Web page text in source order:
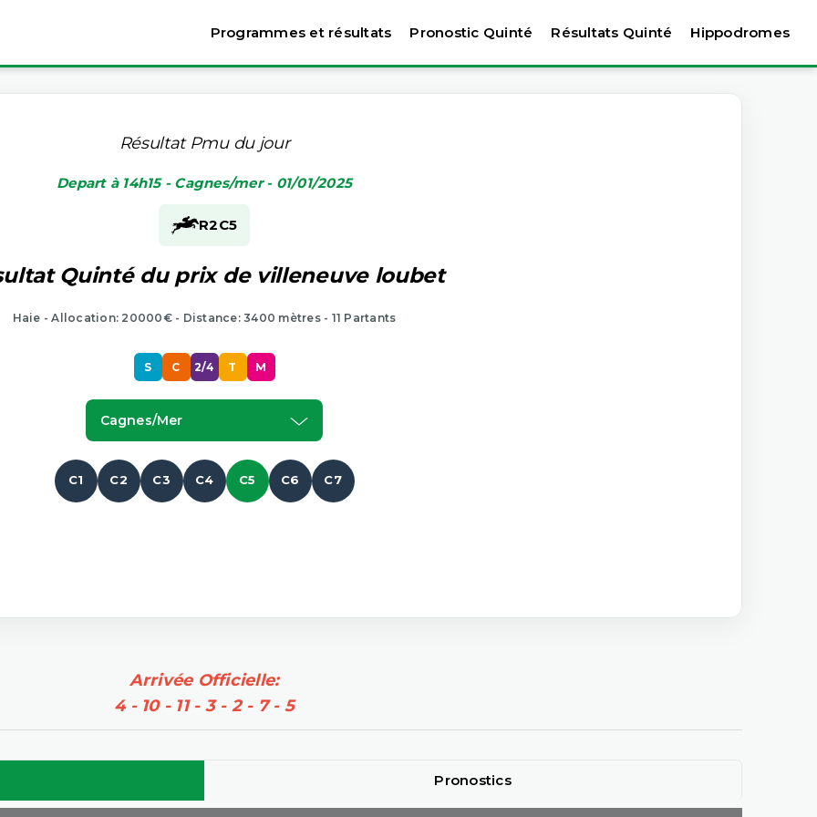
Programmes et résultats Pronostic Quinté Résultats Quinté Hippodromes
Résultat Pmu du jour
Depart à 14h15 - Cagnes/mer - 01/01/2025
R2C5
Quinté du prix de villeneuve loubet
Haie - Allocation: 20000€ - Distance: 3400 mètres - 11 Partants
S C 2/4 T M
Cagnes/mer
C1 C2 C3 C4 C5 C6 C7
Arrivée Officielle:
4 - 10 - 11 - 3 - 2 - 7 - 5
Pronostics